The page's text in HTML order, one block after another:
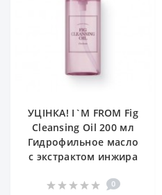
УЦІНКА! I`M FROM Fig
Cleansing Oil 200 мл
Гидрофильное масло
с экстрактом инжира
0